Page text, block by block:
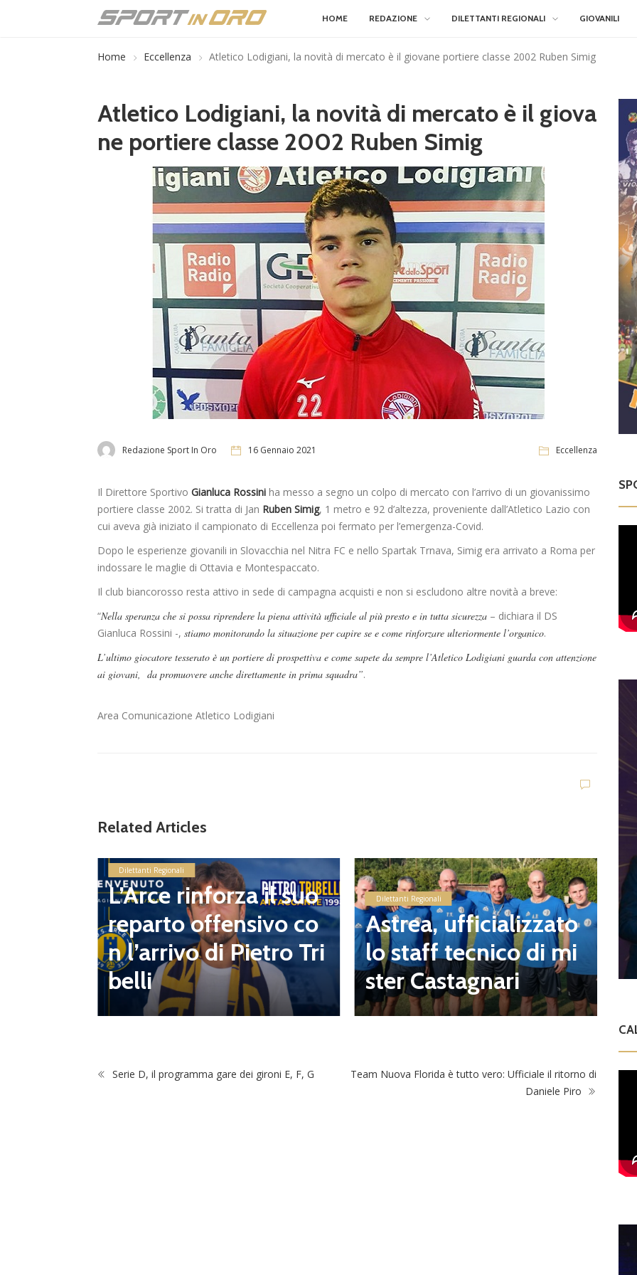
HOME REDAZIONE DILETTANTI REGIONALI GIOVANILI
Home Eccellenza Atletico Lodigiani, la novità di mercato è il giovane portiere classe 2002 Ruben Simig
Atletico Lodigiani, la novità di mercato è il giova
ne portiere classe 2002 Ruben Simig
Redazione Sport In Oro 16 Gennaio 2021 Eccellenza
Il Direttore Sportivo Gianluca Rossini ha messo a segno un colpo di mercato con l’arrivo di un giovanissimo
portiere classe 2002. Si tratta di Jan Ruben Simig, 1 metro e 92 d’altezza, proveniente dall’Atletico Lazio con
cui aveva già iniziato il campionato di Eccellenza poi fermato per l’emergenza-Covid.
Dopo le esperienze giovanili in Slovacchia nel Nitra FC e nello Spartak Trnava, Simig era arrivato a Roma per
indossare le maglie di Ottavia e Montespaccato.
Il club biancorosso resta attivo in sede di campagna acquisti e non si escludono altre novità a breve:
“Nella speranza che si possa riprendere la piena attività ufficiale al più presto e in tutta sicurezza – dichiara il DS
Gianluca Rossini -, stiamo monitorando la situazione per capire se e come rinforzare ulteriormente l’organico.
L’ultimo giocatore tesserato è un portiere di prospettiva e come sapete da sempre l’Atletico Lodigiani guarda con attenzione
ai giovani, da promuovere anche direttamente in prima squadra”.
Area Comunicazione Atletico Lodigiani
Related Articles
Dilettanti Regionali
L’Arce rinforza il suo
reparto offensivo co
n l’arrivo di Pietro Tri
belli
Dilettanti Regionali
Astrea, ufficializzato
lo staff tecnico di mi
ster Castagnari
Serie D, il programma gare dei gironi E, F, G
Team Nuova Florida è tutto vero: Ufficiale il ritorno di
Daniele Piro